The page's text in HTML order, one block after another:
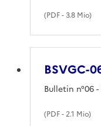
(PDF- 3.8 Mio)
BSVGC-
(PDF- 2.1 Mio)
Bulletin n°06